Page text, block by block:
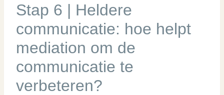
Stap 6 | Heldere
communicatie: hoe helpt
mediation om de
communicatie te
verbeteren?